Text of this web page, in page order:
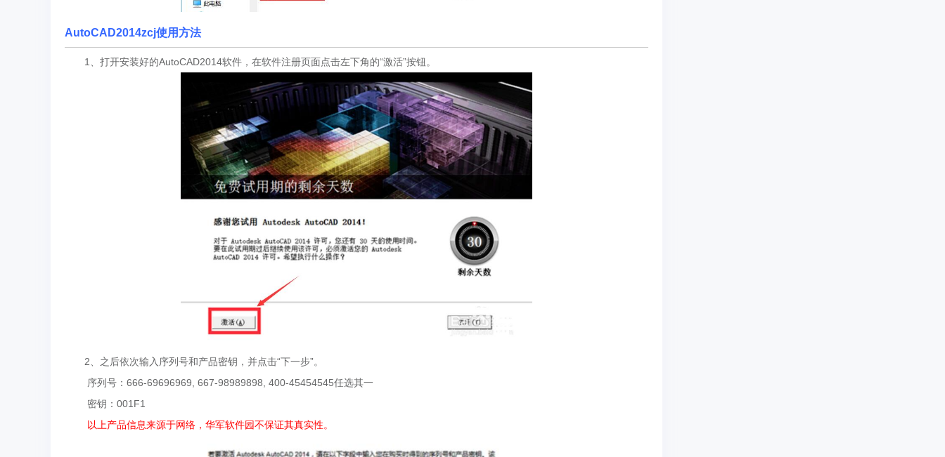
AutoCAD2014zcj使用方法
1、打开安装好的AutoCAD2014软件，在软件注册页面点击左下角的“激活”按钮。
2、之后依次输入序列号和产品密钥，并点击“下一步”。
序列号：666-69696969, 667-98989898, 400-45454545任选其一
密钥：001F1
以上产品信息来源于网络，华军软件园不保证其真实性。